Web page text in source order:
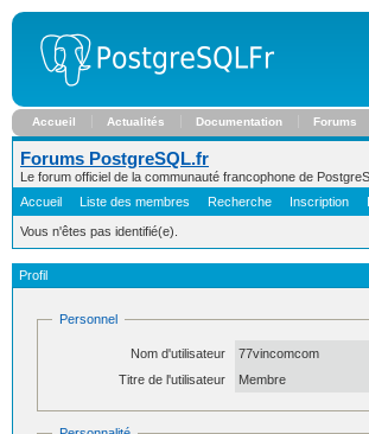
Accueil Actualités Documentation Forums
Forums PostgreSQL.fr
Le forum officiel de la communauté francophone de
Accueil
Liste des membres Recherche Inscription
Vous n'êtes pas identifié(e).
Profil
Personnel
Nom d'utilisateur
77vincomcom
Titre de l'utilisateur
Membre